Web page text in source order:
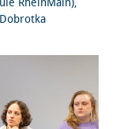
RheinMain),